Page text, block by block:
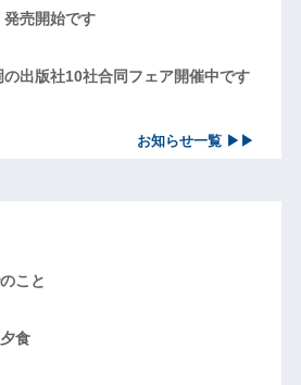
売開始です
出版社10社合同フェア開催中です
お知らせ一覧 ▶▶
こと
食